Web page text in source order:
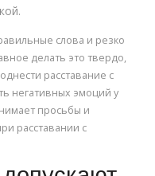
слова и резко
делать это твердо,
расставание с
негативных эмоций у
просьбы и
расставании с